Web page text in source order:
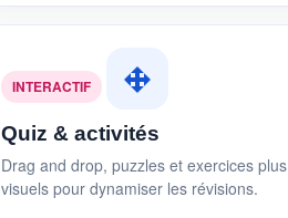
INTERACTIF
Quiz & activités
Drag and drop, puzzles et exercices plus
visuels pour dynamiser les révisions.